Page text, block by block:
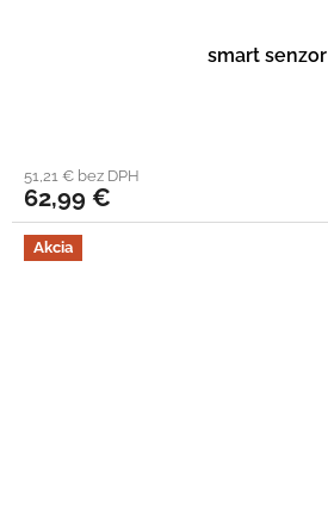
smart senzor
51,21 € bez DPH
62,99 €
Akcia